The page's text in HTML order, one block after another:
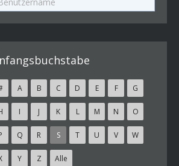
A B C D E F G
I J K L M N O
Q R S T U V W
Y Z Alle